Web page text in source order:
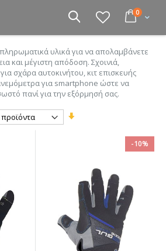
Cart
0στοιχεία
Αναζήτηση
υλικά για να απολαμβάνετε
και μέγιστη απόδοση. Σχοινιά,
σχάρα αυτοκινήτου, κιτ επισκευής
για smartphone ώστε να
πανί για την εξόρμησή σας.
Ορίστε
-10%